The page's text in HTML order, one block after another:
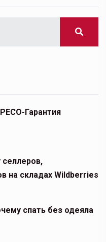
Гарантия
на складах Wildberries
спать без одеяла